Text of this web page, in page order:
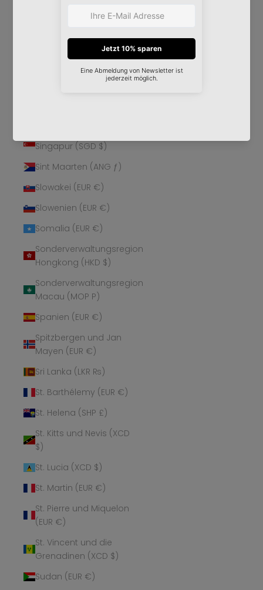
Schweiz (CHF CHF)
Senegal (XOF Fr)
Seychellen (EUR €)
Singapur (SGD $)
Sint Maarten (ANG ƒ)
Slowakei (EUR €)
Slowenien (EUR €)
Somalia (EUR €)
Sonderverwaltungsregion
Hongkong (HKD $)
Sonderverwaltungsregion
Macau (MOP P)
Spanien (EUR €)
Spitzbergen und Jan
Mayen (EUR €)
Sri Lanka (LKR ₨)
St. Barthélemy (EUR €)
St. Helena (SHP £)
St. Kitts und Nevis (XCD
$)
St. Lucia (XCD $)
St. Martin (EUR €)
St. Pierre und Miquelon
(EUR €)
St. Vincent und die
Grenadinen (XCD $)
Sudan (EUR €)